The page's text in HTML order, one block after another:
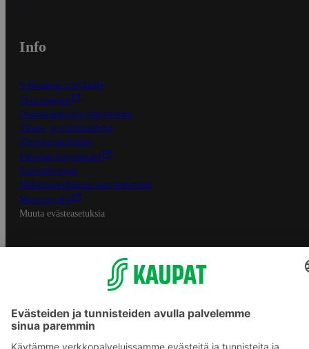
Info
S-Business yrityksille
Oiva-raportit
Osuuskauppojen yhteystiedot
Tilaus- ja toimitusehdot
Tietosuojakäytäntö
Palvelun käyttöehdot
Saavutettavuus
Mobiilisovelluksen saavutettavuus
Mainostajalle
Muuta evästeasetuksia
S-ryhmän palvelut
Asiakasomistajuus